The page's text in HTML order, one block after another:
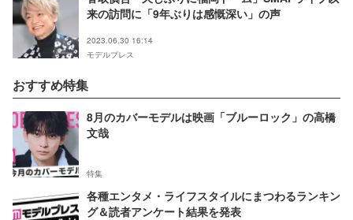
来の訪問に「9年ぶりは感慨深い」の声
2023.06.30 16:14
モデルプレス
おすすめ特集
8月のカバーモデルは映画「ブルーロック」の高橋
文哉
特集
各種エンタメ・ライフスタイルにまつわるランキン
グ＆読者アンケート結果を発表